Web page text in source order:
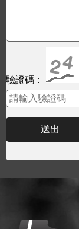
驗證碼：
送出